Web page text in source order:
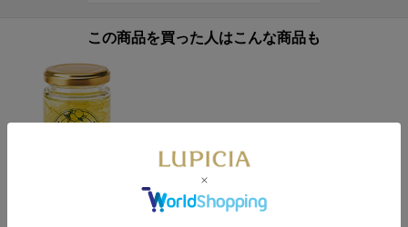
この商品を買った人はこんな商品も